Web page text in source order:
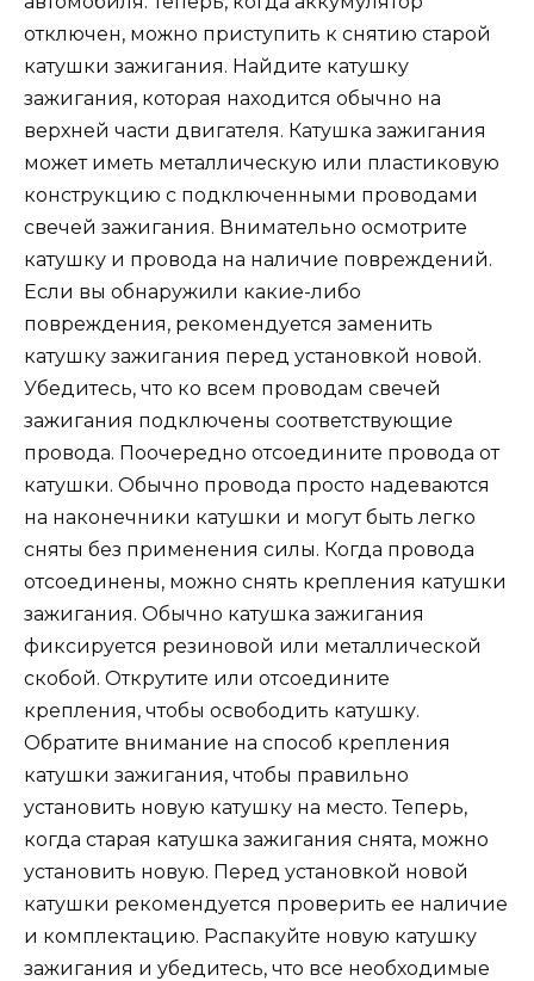
отключен, можно приступить к снятию старой
катушки зажигания. Найдите катушку
зажигания, которая находится обычно на
верхней части двигателя. Катушка зажигания
может иметь металлическую или пластиковую
конструкцию с подключенными проводами
свечей зажигания. Внимательно осмотрите
катушку и провода на наличие повреждений.
Если вы обнаружили какие-либо
повреждения, рекомендуется заменить
катушку зажигания перед установкой новой.
Убедитесь, что ко всем проводам свечей
зажигания подключены соответствующие
провода. Поочередно отсоедините провода от
катушки. Обычно провода просто надеваются
на наконечники катушки и могут быть легко
сняты без применения силы. Когда провода
отсоединены, можно снять крепления катушки
зажигания. Обычно катушка зажигания
фиксируется резиновой или металлической
скобой. Открутите или отсоедините
крепления, чтобы освободить катушку.
Обратите внимание на способ крепления
катушки зажигания, чтобы правильно
установить новую катушку на место. Теперь,
когда старая катушка зажигания снята, можно
установить новую. Перед установкой новой
катушки рекомендуется проверить ее наличие
и комплектацию. Распакуйте новую катушку
зажигания и убедитесь, что все необходимые